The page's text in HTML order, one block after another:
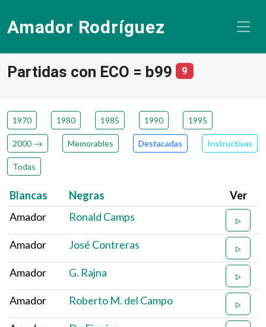
Amador Rodríguez
Partidas con ECO = b99 9número de
1970 1980 1985 1990 1995
2000 Memorables Destacadas Instructivas
Todas
Blancas Negras
Ver
Amador
Ronald Camps
Amador José Contreras
Amador G. Rajna
Amador Roberto M. del Campo